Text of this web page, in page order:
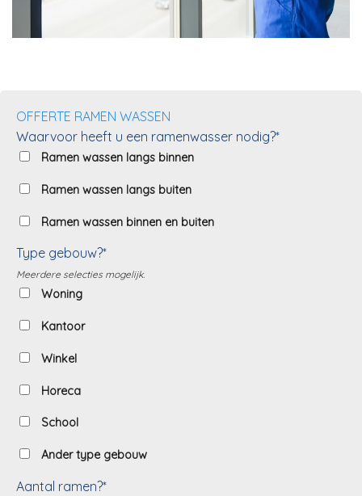
OFFERTE RAMEN WASSEN
Waarvoor heeft u een ramenwasser nodig?*
Ramen wassen langs binnen
Ramen wassen langs buiten
Ramen wassen binnen en buiten
Type gebouw?*
Meerdere selecties mogelijk.
Woning
Kantoor
Winkel
Horeca
School
Ander type gebouw
Aantal ramen?*